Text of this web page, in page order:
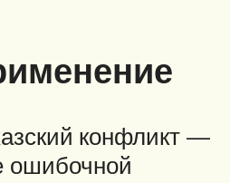
конфликт —
ошибочной